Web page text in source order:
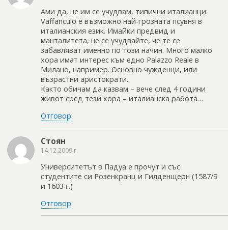
Ами да, не им се учудвам, типични италианци.
Vaffanculo е възможно най-грозната псувня в
италианския език. Имайки предвид и
манталитета, не се учудвайте, че те се
забавляват именно по този начин. Много малко
хора имат интерес към едно Palazzo Reale в
Милано, например. Основно чужденци, или
възрастни аристократи.
Както обичам да казвам – вече след 4 години
живот сред тези хора – италианска работа…
Отговор
Стоян
14.12.2009 г.
Университетът в Падуа е прочут и със
студентите си Розенкранц и Гилденщерн (1587/9
и 1603 г.)
Отговор